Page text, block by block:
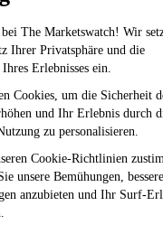
The Marketswatch! Wir
Ihrer Privatsphäre und die
Ihres Erlebnisses ein.
Cookies, um die Sicherheit
und Ihr Erlebnis durch
zu personalisieren.
Cookie-Richtlinien
unsere Bemühungen, bessere
anzubieten und Ihr Surf-